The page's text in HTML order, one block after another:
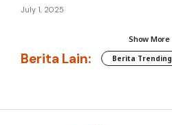
July 1, 2025
Show More
Berita Lain: Berita Trending